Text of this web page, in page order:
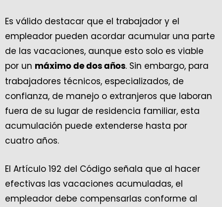
Es válido destacar que el trabajador y el
empleador pueden acordar acumular una parte
de las vacaciones, aunque esto solo es viable
por un máximo de dos años. Sin embargo, para
trabajadores técnicos, especializados, de
confianza, de manejo o extranjeros que laboran
fuera de su lugar de residencia familiar, esta
acumulación puede extenderse hasta por
cuatro años.
El Artículo 192 del Código señala que al hacer
efectivas las vacaciones acumuladas, el
empleador debe compensarlas conforme al